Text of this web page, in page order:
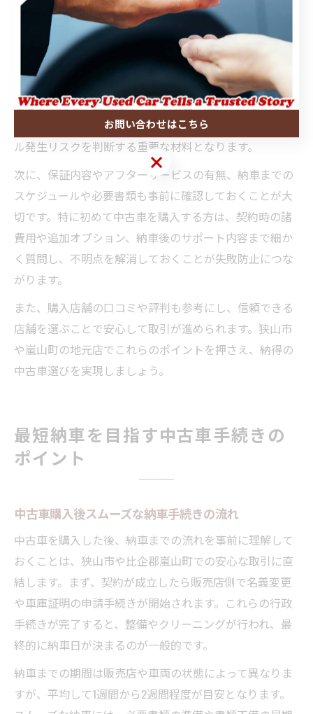
中古車購入時に狭山市で外せない確認ポイント
中古車購入時には、狭山市や嵐山町で外せない確認ポイ
ントがいくつかあります。まず、車両の修復歴や事故歴
を必ず確認し、整備記録や点検履歴が残っているかもチ
ェックしましょう。これらは車の安全性や将来のトラブ
ル発生リスクを判断する重要な材料となります。
次に、保証内容やアフターサービスの有無、納車までの
スケジュールや必要書類も事前に確認しておくことが大
切です。特に初めて中古車を購入する方は、契約時の諸
費用や追加オプション、納車後のサポート内容まで細か
く質問し、不明点を解消しておくことが失敗防止につな
がります。
また、購入店舗の口コミや評判も参考にし、信頼できる
店舗を選ぶことで安心して取引が進められます。狭山市
や嵐山町の地元店でこれらのポイントを押さえ、納得の
中古車選びを実現しましょう。
最短納車を目指す中古車手続きの
ポイント
中古車購入後スムーズな納車手続きの流れ
中古車を購入した後、納車までの流れを事前に理解して
おくことは、狭山市や比企郡嵐山町での安心な取引に直
結します。まず、契約が成立したら販売店側で名義変更
や車庫証明の申請手続きが開始されます。これらの行政
手続きが完了すると、整備やクリーニングが行われ、最
終的に納車日が決まるのが一般的です。
納車までの期間は販売店や車両の状態によって異なりま
すが、平均して1週間から2週間程度が目安となります。
お問い合わせはこちら
お問い合わせはこちら